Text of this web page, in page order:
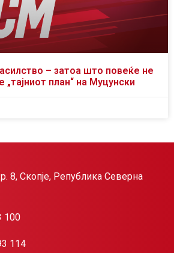
– затоа што повеќе не
план“ на Муцунски
8, Скопје, Република Северна
100
114